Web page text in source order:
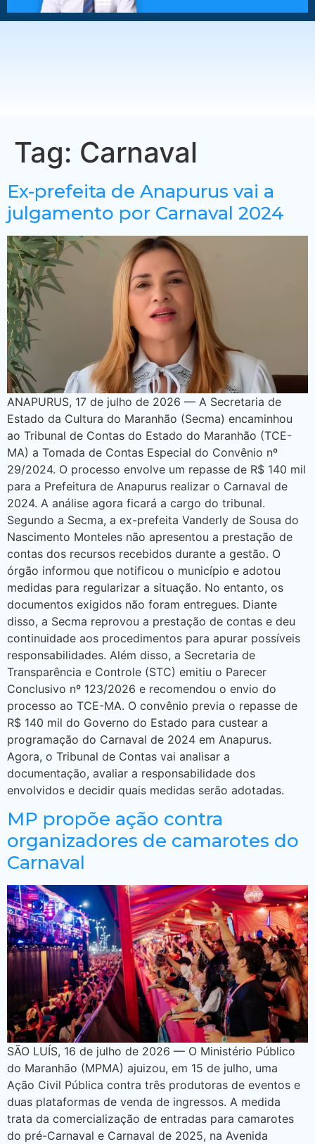
Tag: Carnaval
Ex-prefeita de Anapurus vai a
julgamento por Carnaval 2024
ANAPURUS, 17 de julho de 2026 — A Secretaria de
Estado da Cultura do Maranhão (Secma) encaminhou
ao Tribunal de Contas do Estado do Maranhão (TCE-
MA) a Tomada de Contas Especial do Convênio nº
29/2024. O processo envolve um repasse de R$ 140 mil
para a Prefeitura de Anapurus realizar o Carnaval de
2024. A análise agora ficará a cargo do tribunal.
Segundo a Secma, a ex-prefeita Vanderly de Sousa do
Nascimento Monteles não apresentou a prestação de
contas dos recursos recebidos durante a gestão. O
órgão informou que notificou o município e adotou
medidas para regularizar a situação. No entanto, os
documentos exigidos não foram entregues. Diante
disso, a Secma reprovou a prestação de contas e deu
continuidade aos procedimentos para apurar possíveis
responsabilidades. Além disso, a Secretaria de
Transparência e Controle (STC) emitiu o Parecer
Conclusivo nº 123/2026 e recomendou o envio do
processo ao TCE-MA. O convênio previa o repasse de
R$ 140 mil do Governo do Estado para custear a
programação do Carnaval de 2024 em Anapurus.
Agora, o Tribunal de Contas vai analisar a
documentação, avaliar a responsabilidade dos
envolvidos e decidir quais medidas serão adotadas.
MP propõe ação contra
organizadores de camarotes do
Carnaval
SÃO LUÍS, 16 de julho de 2026 — O Ministério Público
do Maranhão (MPMA) ajuizou, em 15 de julho, uma
Ação Civil Pública contra três produtoras de eventos e
duas plataformas de venda de ingressos. A medida
trata da comercialização de entradas para camarotes
do pré-Carnaval e Carnaval de 2025, na Avenida